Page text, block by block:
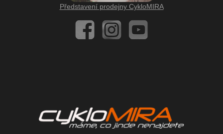
Představení prodejny CykloMIRA